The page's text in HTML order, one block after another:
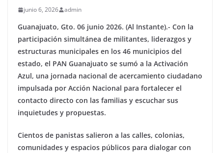
junio 6, 2026 admin
Guanajuato, Gto. 06 junio 2026. (Al Instante).- Con la
participación simultánea de militantes, liderazgos y
estructuras municipales en los 46 municipios del
estado, el PAN Guanajuato se sumó a la Activación
Azul, una jornada nacional de acercamiento ciudadano
impulsada por Acción Nacional para fortalecer el
contacto directo con las familias y escuchar sus
inquietudes y propuestas.
Cientos de panistas salieron a las calles, colonias,
comunidades y espacios públicos para dialogar con